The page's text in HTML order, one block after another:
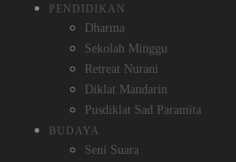
PENDIDIKAN
Dharma
Sekolah Minggu
Retreat Nurani
Diklat Mandarin
Pusdiklat Sad Paramita
BUDAYA
Seni Suara